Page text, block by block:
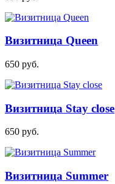
Визитница Queen
650 руб.
Визитница Stay close
650 руб.
Визитница Summer